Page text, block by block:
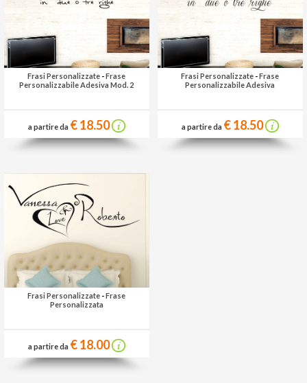
Frasi Personalizzate -Frase
Personalizzabile Adesiva Mod. 2
a partire da € 18.50
Frasi Personalizzate -Frase
Personalizzabile Adesiva
a partire da € 18.50
Frasi Personalizzate -Frase
Personalizzata
a partire da € 18.00